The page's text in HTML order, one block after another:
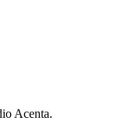
Acenta.